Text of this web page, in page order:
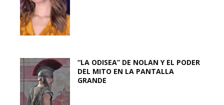
“LA ODISEA” DE NOLAN Y EL PODER
DEL MITO EN LA PANTALLA
GRANDE